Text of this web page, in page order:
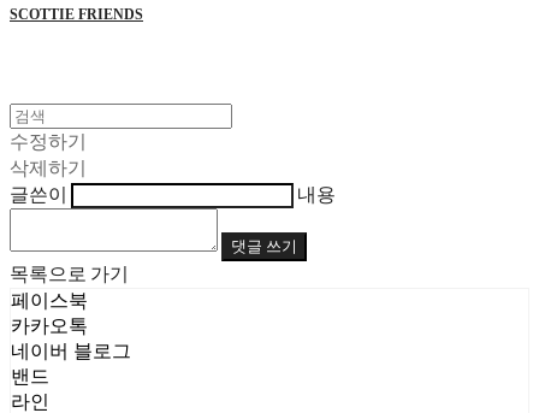
SCOTTIE FRIENDS
수정하기
삭제하기
글쓴이
내용
댓글 쓰기
목록으로 가기
페이스북
카카오톡
네이버 블로그
밴드
라인